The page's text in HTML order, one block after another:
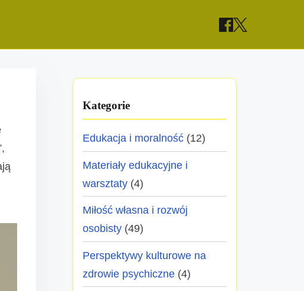
Kategorie
Edukacja i moralność (12)
Materiały edukacyjne i
warsztaty (4)
Miłość własna i rozwój
osobisty (49)
Perspektywy kulturowe na
zdrowie psychiczne (4)